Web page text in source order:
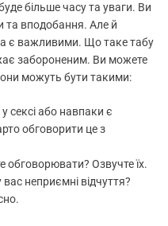
більше часу та уваги. Ви
та вподобання. Але й
є важливими. Що таке табу
забороненим. Ви можете
можуть бути такими:
сексі або навпаки є
обговорити це з
обговорювати? Озвучте їх.
вас неприємні відчуття?